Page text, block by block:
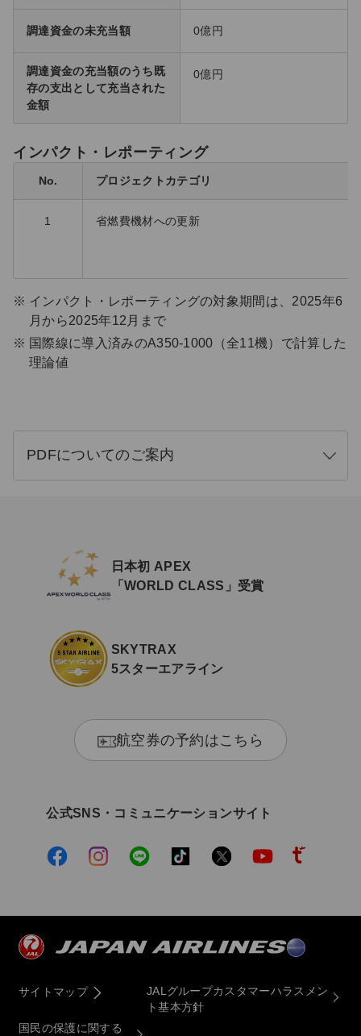
調達資金の未充当額 0億円
調達資金の充当額のうち既
存の支出として充当された
金額
0億円
インパクト・レポーティング
No. プロジェクトカテゴリ
1 省燃費機材への更新
インパクト・レポーティングの対象期間は、2025年6
月から2025年12月まで
国際線に導入済みのA350-1000（全11機）で計算した
理論値
PDFについてのご案内
日本初 APEX
「WORLD CLASS」受賞
SKYTRAX
5スターエアライン
航空券の予約はこちら
公式SNS・コミュニケーションサイト
サイトマップ
国民の保護に関する
JALグループカスタマーハラスメン
ト基本方針